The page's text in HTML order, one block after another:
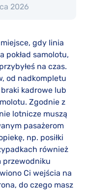
2026
gdy linia
pokład samolotu,
na czas.
od nadkompletu
kadrowe lub
Zgodnie z
lotnicze muszą
pasażerom
np. posiłki
również
przewodniku
Ci wejścia na
do czego masz